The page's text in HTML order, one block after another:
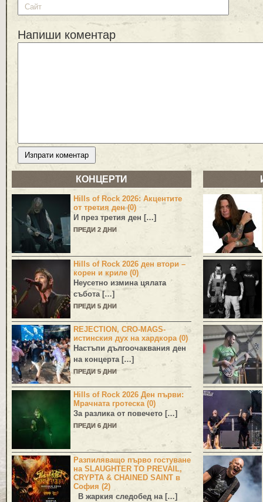
Напиши коментар
КОНЦЕРТИ
Hills of Rock 2026: Акцентите
от третия ден (0)
И през третия ден […]
ПРЕДИ 2 ДНИ
Hills of Rock 2026 ден втори –
корен и криле (0)
Неусетно измина цялата
събота […]
ПРЕДИ 5 ДНИ
REJECTION, CRO-MAGS-
истинския дух на хардкора (0)
Настъпи дългоочаквания ден
на концерта […]
ПРЕДИ 5 ДНИ
Hills of Rock 2026 Ден първи:
Мрачната гротеска (0)
За разлика от повечето […]
ПРЕДИ 6 ДНИ
Разпиляващо първо гостуване
на SLAUGHTER TO PREVAIL,
CRYPTA & CHAINED SAINT в
София (2)
В жаркия следобед на […]